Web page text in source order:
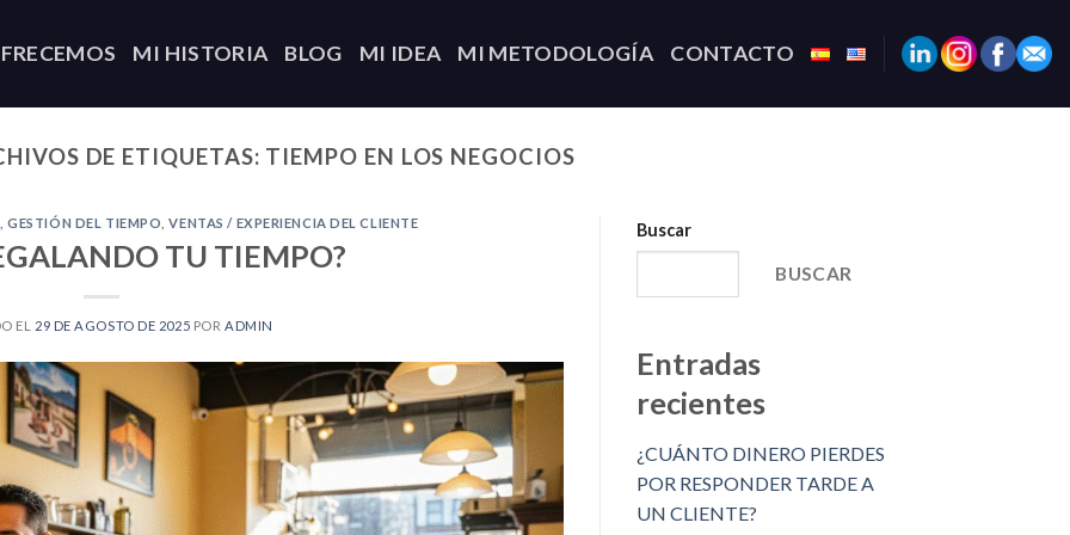
MI HISTORIA BLOG MI IDEA MI METODOLOGÍA CONTACTO
DE ETIQUETAS: TIEMPO EN LOS NEGOCIOS
,GESTIÓN DEL TIEMPO ,VENTAS / EXPERIENCIA DEL CLIENTE
TU TIEMPO?
EL 29 DE AGOSTO DE 2025 POR ADMIN
Buscar
BUSCAR
Entradas
recientes
¿CUÁNTO DINERO PIERDES
POR RESPONDER TARDE A
UN CLIENTE?